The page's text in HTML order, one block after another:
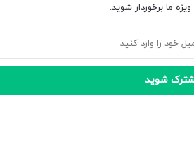
ما برخوردار شوید.